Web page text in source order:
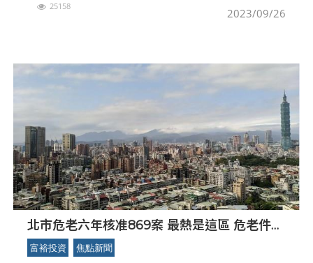
場，不僅建構更便利的大眾交通，也清整天空纜線，
2023/09/26
25158
北市危老六年核准869案 最熱是這區 危老件數
逐年走下坡？ 專家：這項獎勵是關鍵
富裕投資 焦點新聞